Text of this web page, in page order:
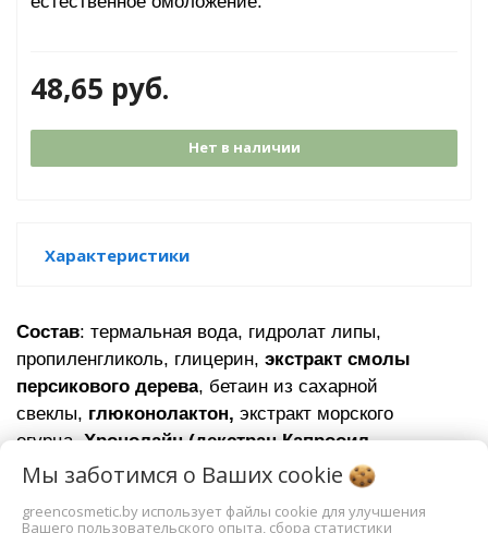
48,65 руб.
Нет в наличии
Характеристики
Состав: термальная вода, гидролат липы,
пропиленгликоль, глицерин, экстракт смолы
персикового дерева, бетаин из сахарной
свеклы, глюконолактон, экстракт морского
огурца,Хронолайн (декстран,Капрооил
тетрапептид-3) , Д-пантенол, гиалуроновая кислота
высокомолекулярная, гиалуроновая кислота
низкомолекулярная, Ксантановая камедь,
Мы заботимся о Ваших cookie
greencosmetic.by использует файлы cookie для улучшения
Вашего пользовательского опыта, сбора статистики